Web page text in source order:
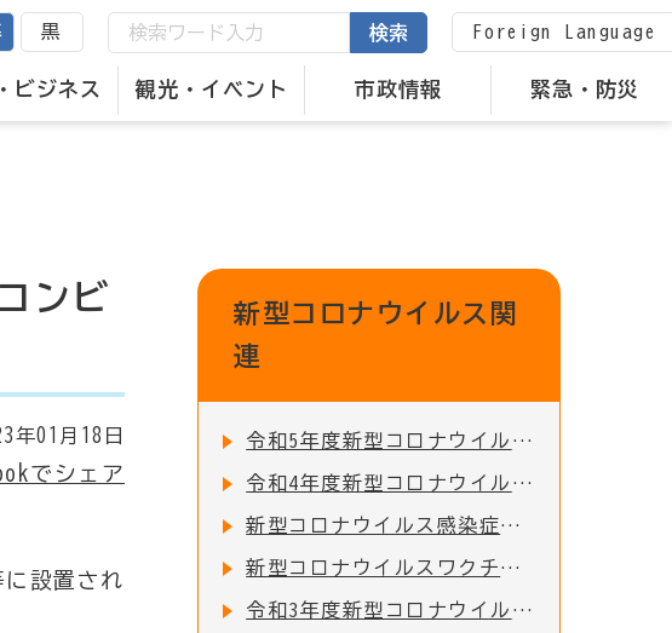
ビジネス 観光・イベント 市政情報 緊急・防災
黒 検索 Foreign Language
ンビ
年01月18日
設置され
新型コロナウイルス関
連
令和5年度新型コロナウイルス感染症対応地方創生臨時交付金の活用実績
令和4年度新型コロナウイルス感染症対応地方創生臨時交付金の活用実績
新型コロナウイルス感染症に関するお知らせ
新型コロナウイルスワクチン接種証明書を一部のコンビニで取得できるようになりました
令和3年度新型コロナウイルス感染症対応地方創生臨時交付金の活用実績